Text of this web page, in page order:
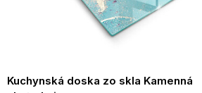
Kuchynská doska zo skla Kamenná